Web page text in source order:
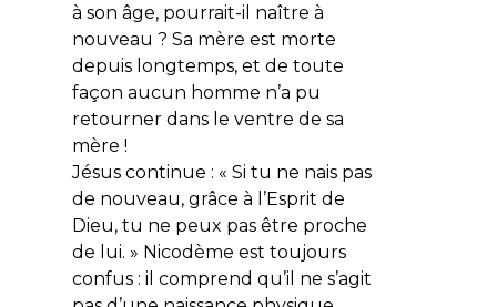
à son âge, pourrait-il naître à
nouveau ? Sa mère est morte
depuis longtemps, et de toute
façon aucun homme n’a pu
retourner dans le ventre de sa
mère !
Jésus continue : « Si tu ne nais pas
de nouveau, grâce à l’Esprit de
Dieu, tu ne peux pas être proche
de lui. » Nicodème est toujours
confus : il comprend qu’il ne s’agit